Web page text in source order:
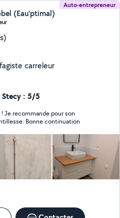
Auto-entrepreneur
(Eau'ptimal)
carreleur
Stecy : 5/5
Je recommande pour son
professionnalisme, et sa gentillesse. Bonne continuation